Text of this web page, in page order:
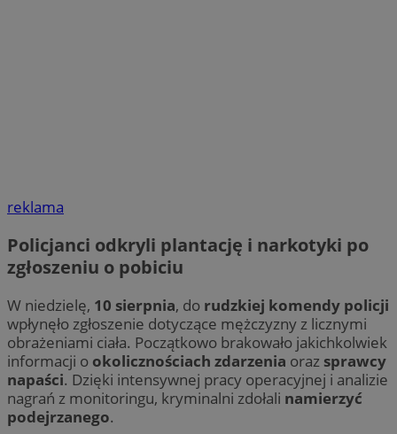
reklama
Policjanci odkryli plantację i narkotyki po
zgłoszeniu o pobiciu
W niedzielę, 10 sierpnia, do rudzkiej komendy policji
wpłynęło zgłoszenie dotyczące mężczyzny z licznymi
obrażeniami ciała. Początkowo brakowało jakichkolwiek
informacji o okolicznościach zdarzenia oraz sprawcy
napaści. Dzięki intensywnej pracy operacyjnej i analizie
nagrań z monitoringu, kryminalni zdołali namierzyć
podejrzanego.